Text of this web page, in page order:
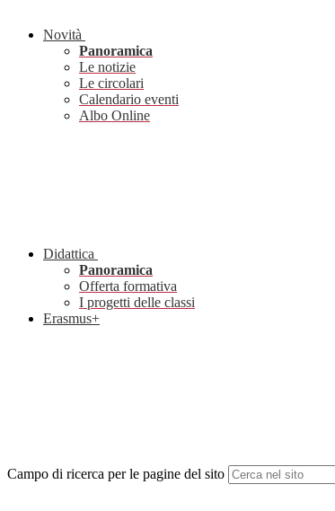
Novità
Panoramica
Le notizie
Le circolari
Calendario eventi
Albo Online
Didattica
Panoramica
Offerta formativa
I progetti delle classi
Erasmus+
Campo di ricerca per le pagine del sito